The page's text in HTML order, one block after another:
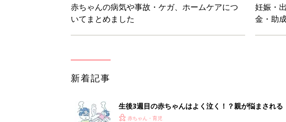
赤ちゃんの病気や事故・ケガ、ホームケアにつ
いてまとめました
妊娠・
金・助
新着記事
生後3週目の赤ちゃんはよく泣く！？親が悩まされ
って本当？【専門家】
赤ちゃん・育児